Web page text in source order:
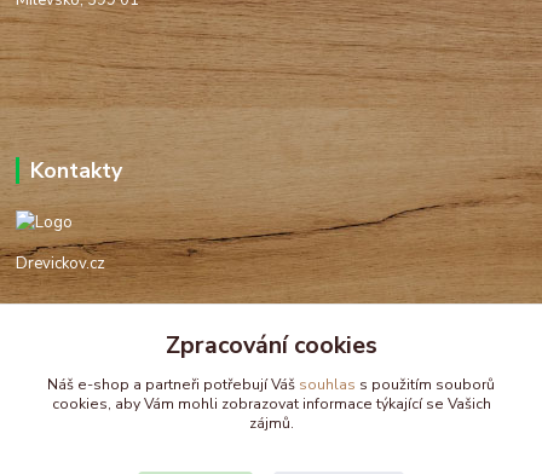
Kontakty
Drevickov.cz
+420 732 488 676
drevickov@drevickov.cz, info@drevickov.cz
Zpracování cookies
Náš e-shop a partneři potřebují Váš souhlas s použitím souborů
cookies, aby Vám mohli zobrazovat informace týkající se Vašich
zájmů.